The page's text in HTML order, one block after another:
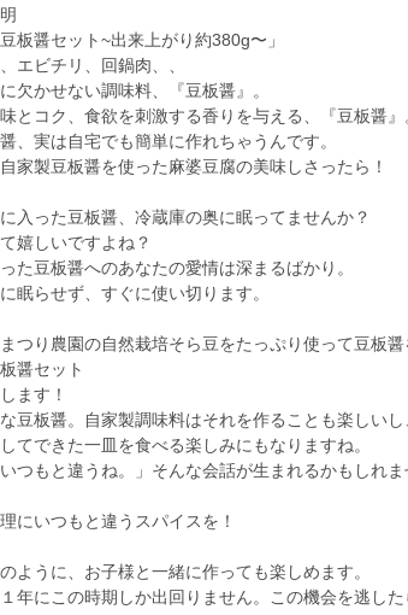
豆板醤セット~出来上がり約380g〜」
エビチリ、回鍋肉、、
欠かせない調味料、『豆板醤』。
とコク、食欲を刺激する香りを与える、『豆板醤』
、実は自宅でも簡単に作れちゃうんです。
家製豆板醤を使った麻婆豆腐の美味しさったら！
入った豆板醤、冷蔵庫の奥に眠ってませんか？
嬉しいですよね？
た豆板醤へのあなたの愛情は深まるばかり。
眠らせず、すぐに使い切ります。
つり農園の自然栽培そら豆をたっぷり使って豆板醤
醤セット
ます！
豆板醤。自家製調味料はそれを作ることも楽しい
てできた一皿を食べる楽しみにもなりますね。
いつもと違うね。」そんな会話が生まれるかもしれま
にいつもと違うスパイスを！
ように、お子様と一緒に作っても楽しめます。
年にこの時期しか出回りません。この機会を逃した